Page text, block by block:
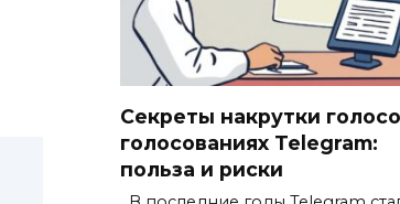
Секреты накрутки
голосованиях Telegram:
польза и риски